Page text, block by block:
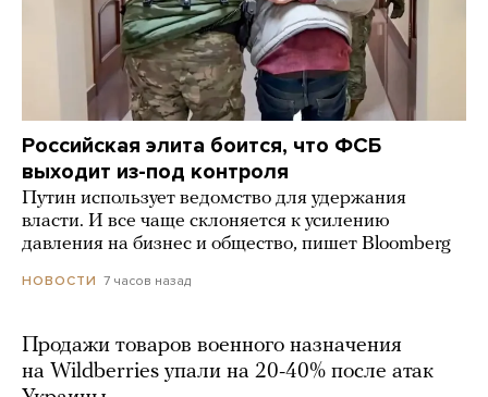
Российская элита боится, что ФСБ
выходит из-под контроля
Путин использует ведомство для удержания
власти. И все чаще склоняется к усилению
давления на бизнес и общество, пишет Bloomberg
НОВОСТИ 7 часов назад
Продажи товаров военного назначения
на Wildberries упали на 20-40% после атак